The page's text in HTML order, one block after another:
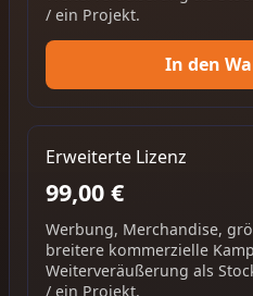
/ ein Projekt.
In den
Erweiterte Lizenz
99,00 €
Werbung, Merchandise,
breitere kommerzielle
Weiterveräußerung als
/ ein Projekt.